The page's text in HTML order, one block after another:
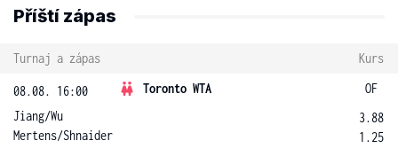
Příští zápas
Turnaj a zápas Kurs
08.08. 16:00 Toronto WTA
OF
Jiang/Wu
Mertens/Shnaider
3.88
1.25